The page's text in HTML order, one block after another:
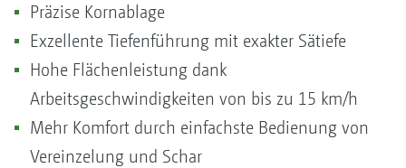
Präzise Kornablage
Exzellente Tiefenführung mit exakter Sätiefe
Hohe Flächenleistung dank
Arbeitsgeschwindigkeiten von bis zu 15 km/h
Mehr Komfort durch einfachste Bedienung von
Vereinzelung und Schar